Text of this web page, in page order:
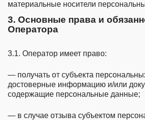
материальные носители
3. Основные права и
Оператора
3.1. Оператор имеет право:
— получать от субъекта
достоверные информацию и/или
содержащие персональные данные;
— в случае отзыва субъектом